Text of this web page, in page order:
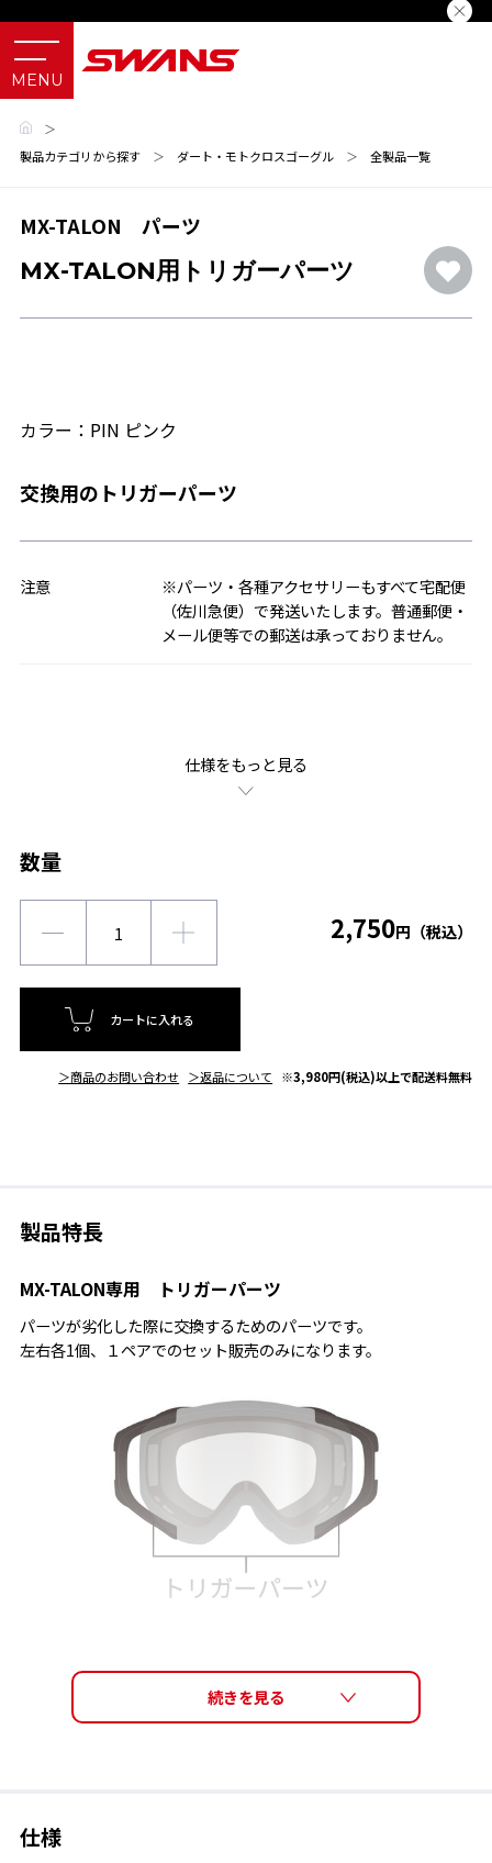
＞
製品カテゴリから探す
＞ ダート・モトクロスゴーグル ＞ 全製品一覧
MX-TALON パーツ
MX-TALON用トリガーパーツ
カラー：PIN ピンク
交換用のトリガーパーツ
注意
※パーツ・各種アクセサリーもすべて宅配便
（佐川急便）で発送いたします。普通郵便・
メール便等での郵送は承っておりません。
仕様をもっと見る
数量
2,750円（税込）
カートに入れる
＞商品のお問い合わせ ＞返品について ※3,980円(税込)以上で配送料無料
製品特長
MX-TALON専用 トリガーパーツ
パーツが劣化した際に交換するためのパーツです。
左右各1個、１ペアでのセット販売のみになります。
仕様